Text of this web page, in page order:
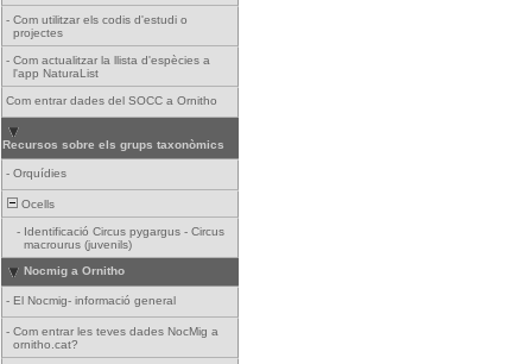
- Com utilitzar els codis d'estudi o
projectes
- Com actualitzar la llista d'espècies a
l'app NaturaList
Com entrar dades del SOCC a Ornitho
Recursos sobre els grups taxonòmics
- Orquídies
Ocells
- Identificació Circus pygargus - Circus
macrourus (juvenils)
Nocmig a Ornitho
- El Nocmig- informació general
- Com entrar les teves dades NocMig a
ornitho.cat?